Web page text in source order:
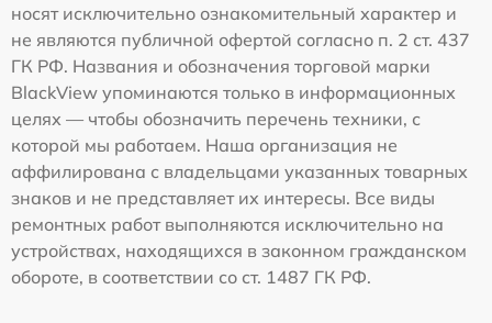
носят исключительно ознакомительный характер и
не являются публичной офертой согласно п. 2 ст. 437
ГК РФ. Названия и обозначения торговой марки
BlackView упоминаются только в информационных
целях — чтобы обозначить перечень техники, с
которой мы работаем. Наша организация не
аффилирована с владельцами указанных товарных
знаков и не представляет их интересы. Все виды
ремонтных работ выполняются исключительно на
устройствах, находящихся в законном гражданском
обороте, в соответствии со ст. 1487 ГК РФ.